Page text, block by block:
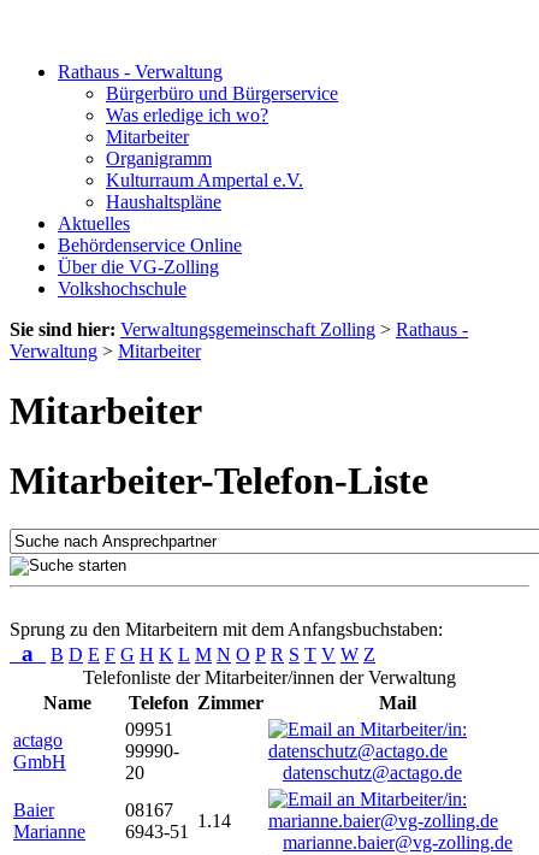
Rathaus - Verwaltung
Bürgerbüro und Bürgerservice
Was erledige ich wo?
Mitarbeiter
Organigramm
Kulturraum Ampertal e.V.
Haushaltspläne
Aktuelles
Behördenservice Online
Über die VG-Zolling
Volkshochschule
Sie sind hier: Verwaltungsgemeinschaft Zolling > Rathaus -
Verwaltung > Mitarbeiter
Mitarbeiter
Mitarbeiter-Telefon-Liste
Sprung zu den Mitarbeitern mit dem Anfangsbuchstaben:
a B D E F G H K L M N O P R S T V W Z
Telefonliste der Mitarbeiter/innen der Verwaltung
Name
Telefon Zimmer
Mail
actago
GmbH
09951
99990-
20
datenschutz@actago.de
Baier
Marianne
08167
6943-51
1.14
marianne.baier@vg-zolling.de